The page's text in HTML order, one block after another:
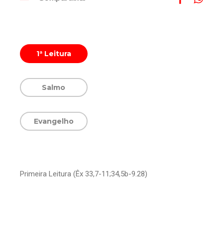
1ª Leitura
Salmo
Evangelho
Primeira Leitura (Êx 33,7-11;34,5b-9.28)